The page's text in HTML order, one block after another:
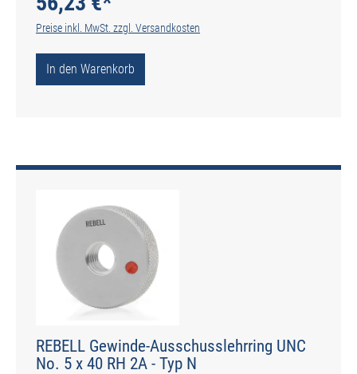
Preise inkl. MwSt. zzgl. Versandkosten
In den Warenkorb
REBELL Gewinde-Ausschusslehrring UNC
No. 5 x 40 RH 2A - Typ N